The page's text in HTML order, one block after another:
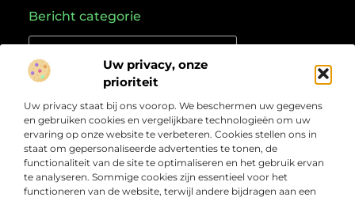
Uw privacy, onze
prioriteit
Uw privacy staat bij ons voorop. We beschermen uw gegevens
en gebruiken cookies en vergelijkbare technologieën om uw
ervaring op onze website te verbeteren. Cookies stellen ons in
staat om gepersonaliseerde advertenties te tonen, de
functionaliteit van de site te optimaliseren en het gebruik ervan
te analyseren. Sommige cookies zijn essentieel voor het
functioneren van de website, terwijl andere bijdragen aan een
Over
Bedrijf
“Jouw bron voor kennis, ideeën en inzichten”
Laat je inspireren door doordachte artikelen, frisse
perspectieven en praktische informatie die je verder
helpen. Welkom bij Webcompleet.nl – dé plek voor wie
Onze informatie
Bericht categorie